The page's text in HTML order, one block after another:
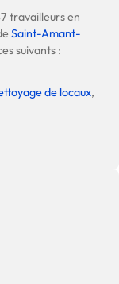
travailleurs en
Saint-Amant-
suivants :
de locaux,